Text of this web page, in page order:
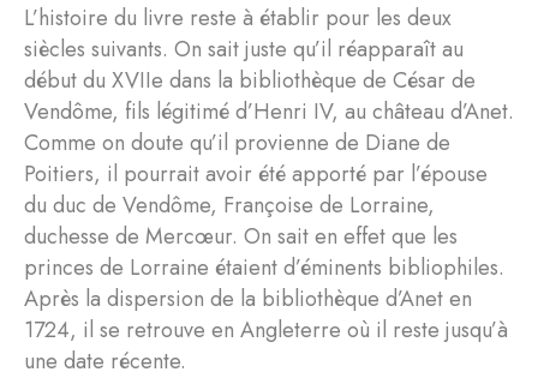
L’histoire du livre reste à établir pour les deux
siècles suivants. On sait juste qu’il réapparaît au
début du XVIIe dans la bibliothèque de César de
Vendôme, fils légitimé d’Henri IV, au château d’Anet.
Comme on doute qu’il provienne de Diane de
Poitiers, il pourrait avoir été apporté par l’épouse
du duc de Vendôme, Françoise de Lorraine,
duchesse de Mercœur. On sait en effet que les
princes de Lorraine étaient d’éminents bibliophiles.
Après la dispersion de la bibliothèque d’Anet en
1724, il se retrouve en Angleterre où il reste jusqu’à
une date récente.